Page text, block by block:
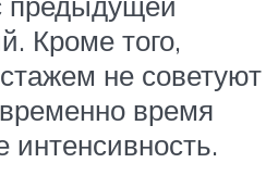
Кроме того,
не советуют
время
интенсивность.